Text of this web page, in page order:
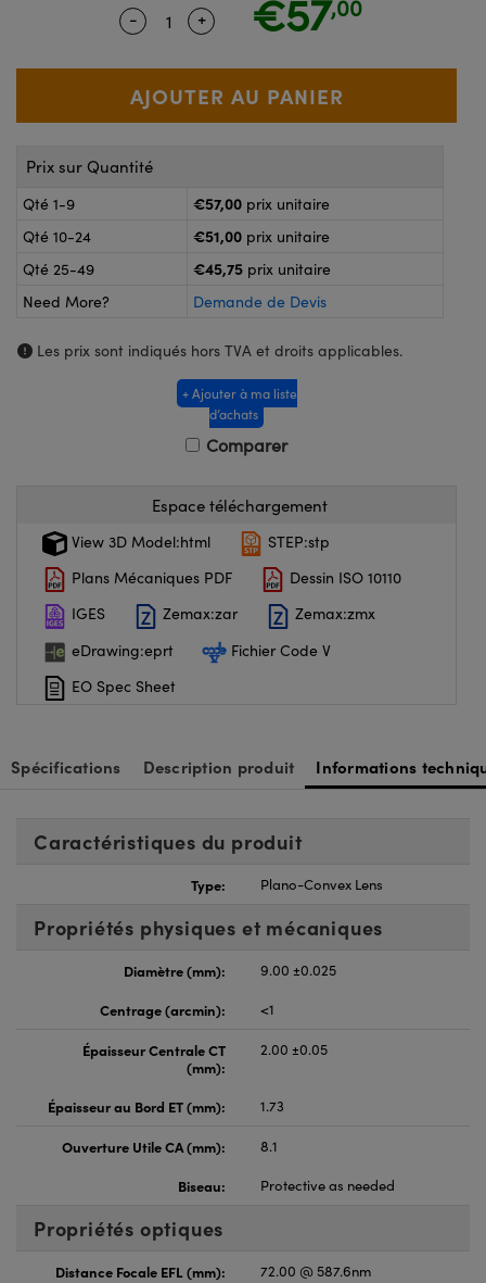
de Poche ou à Mesure Directe
: Microscopie
: Caméras
Optiques Lightpath
Gratings™
Quantity Selector
- Use the plus and minus buttons to
+ €57,00
Prix sur Quantité
Qté 1-9 €57,00 prix unitaire
Qté 10-24
€51,00 prix unitaire
Qté 25-49
€45,75 prix unitaire
Need More?
Demande de Devis
Les prix sont indiqués hors TVA et droits applicables.
+ Ajouter à ma liste
d’achats
Comparer
Espace téléchargement
View 3D Model:html
STEP:stp
Plans Mécaniques PDF
Dessin ISO 10110
IGES
Zemax:zar
Zemax:zmx
eDrawing:eprt
Fichier Code V
EO Spec Sheet
Spécifications Description produit Informations
Caractéristiques du produit
Type: Plano-Convex Lens
Propriétés physiques et mécaniques
Diamètre (mm):
9.00 ±0.025
Centrage (arcmin):
<1
Épaisseur Centrale CT
(mm):
2.00 ±0.05
Épaisseur au Bord ET (mm): 1.73
Ouverture Utile CA (mm):
8.1
Biseau:
Protective as needed
Propriétés optiques
Distance Focale EFL (mm):
72.00 @ 587.6nm